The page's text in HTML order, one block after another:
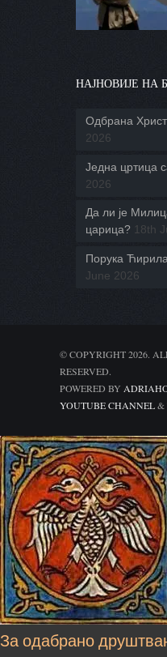
НАЈНОВИЈЕ НА
Одбрана
2026
Једна цртица
2026
Да ли је
царица? 18th
Порука
June 2026
© COPYRIGHT 2026.
POWERED BY
YOUTUBE CHANNEL&
За одабрано